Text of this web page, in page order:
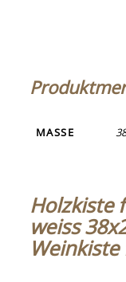
MASSE
Holzkiste
weiss